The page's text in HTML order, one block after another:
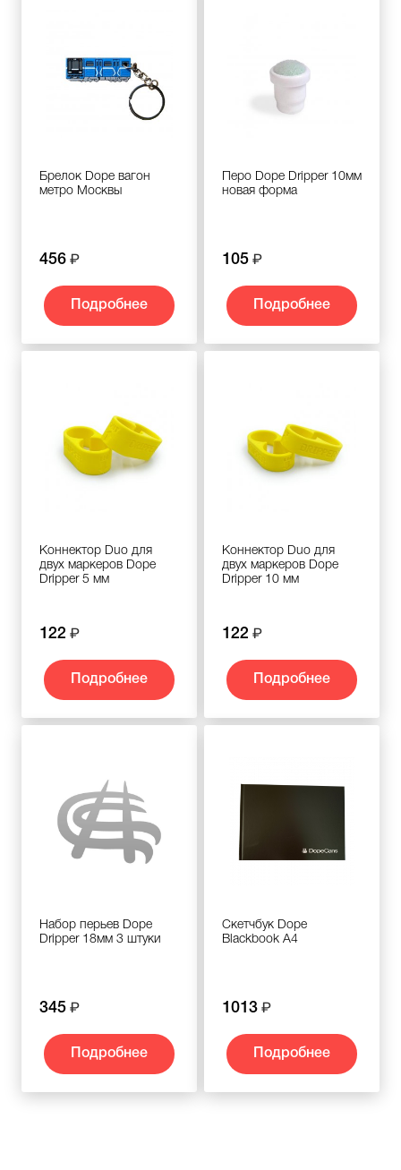
Брелок Dope вагон
метро Москвы
456
Подробнее
Перо Dope Dripper 10мм
новая форма
105
Подробнее
Коннектор Duo для
двух маркеров Dope
Dripper 5 мм
122
Подробнее
Коннектор Duo для
двух маркеров Dope
Dripper 10 мм
122
Подробнее
Набор перьев Dope
Dripper 18мм 3 штуки
345
Подробнее
Скетчбук Dope
Blackbook A4
1013
Подробнее